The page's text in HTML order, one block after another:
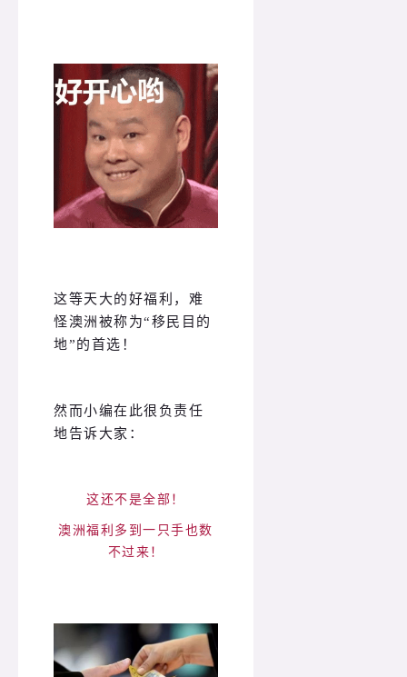
这等天大的好福利，难
怪澳洲被称为“移民目的
地”的首选！
然而小编在此很负责任
地告诉大家：
这还不是全部！
澳洲福利多到一只手也数
不过来！